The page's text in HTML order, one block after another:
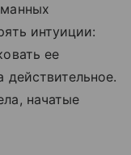
интуиции:
ее
действительное.
начатые